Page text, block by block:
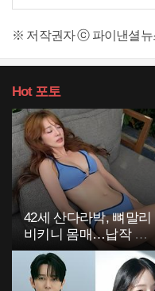
※ 저작권자 ⓒ 파이낸셜뉴
Hot포토
42세 산다라박, 뼈말리
비키니 몸매…납작 복
부에 깜짝